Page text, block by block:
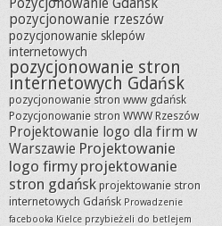
Pozycjonowanie Gdańsk
pozycjonowanie rzeszów
pozycjonowanie sklepów
internetowych
pozycjonowanie stron
internetowych Gdańsk
pozycjonowanie stron www gdańsk
Pozycjonowanie stron WWW Rzeszów
Projektowanie logo dla firm w
Warszawie Projektowanie
logo firmy projektowanie
stron gdańsk projektowanie stron
internetowych Gdańsk Prowadzenie
facebooka Kielce przybieżeli do betlejem